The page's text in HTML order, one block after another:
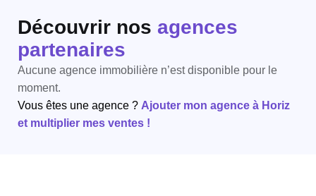
Découvrir nos agences
partenaires
Aucune agence immobilière n’est disponible pour le
moment.
Vous êtes une agence ? Ajouter mon agence à Horiz
et multiplier mes ventes !